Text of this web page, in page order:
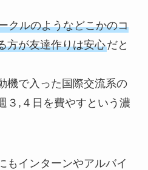
クルのようなどこかのコ
方が友達作りは安心だと
機で入った国際交流系の
３,４日を費やすという濃
もインターンやアルバイ